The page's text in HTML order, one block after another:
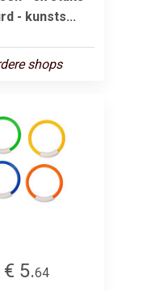
- kunsts...
shops
€ 5.64